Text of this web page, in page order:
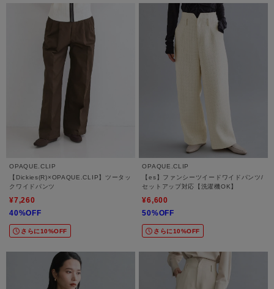
OPAQUE.CLIP
【Dickies(R)×OPAQUE.CLIP】ツータッ
クワイドパンツ
¥7,260
40%OFF
さらに10%OFF
OPAQUE.CLIP
【es】ファンシーツイードワイドパンツ/
セットアップ対応【洗濯機OK】
¥6,600
50%OFF
さらに10%OFF